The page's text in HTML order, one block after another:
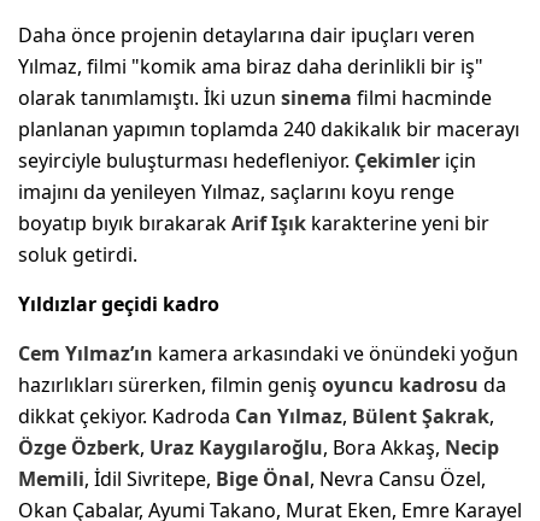
Daha önce projenin detaylarına dair ipuçları veren
Yılmaz, filmi "komik ama biraz daha derinlikli bir iş"
olarak tanımlamıştı. İki uzun sinema filmi hacminde
planlanan yapımın toplamda 240 dakikalık bir macerayı
seyirciyle buluşturması hedefleniyor. Çekimler için
imajını da yenileyen Yılmaz, saçlarını koyu renge
boyatıp bıyık bırakarakArif Işık karakterine yeni bir
soluk getirdi.
Yıldızlar geçidi kadro
Cem Yılmaz’ın kamera arkasındaki ve önündeki yoğun
hazırlıkları sürerken, filmin geniş oyuncu kadrosu da
dikkat çekiyor. Kadroda Can Yılmaz, Bülent Şakrak,
Özge Özberk, Uraz Kaygılaroğlu, Bora Akkaş, Necip
Memili, İdil Sivritepe, Bige Önal, Nevra Cansu Özel,
Okan Çabalar, Ayumi Takano, Murat Eken, Emre Karayel